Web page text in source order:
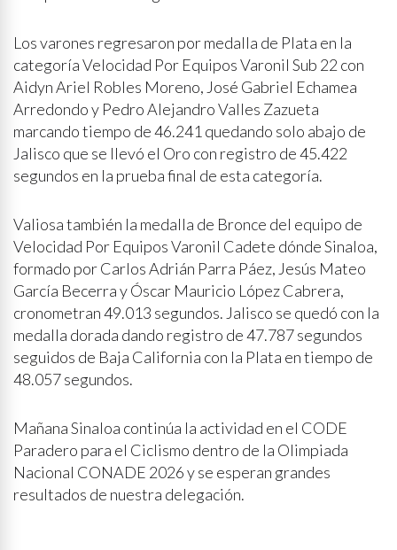
Los varones regresaron por medalla de Plata en la
categoría Velocidad Por Equipos Varonil Sub 22 con
Aidyn Ariel Robles Moreno, José Gabriel Echamea
Arredondo y Pedro Alejandro Valles Zazueta
marcando tiempo de 46.241 quedando solo abajo de
Jalisco que se llevó el Oro con registro de 45.422
segundos en la prueba final de esta categoría.
Valiosa también la medalla de Bronce del equipo de
Velocidad Por Equipos Varonil Cadete dónde Sinaloa,
formado por Carlos Adrián Parra Páez, Jesús Mateo
García Becerra y Óscar Mauricio López Cabrera,
cronometran 49.013 segundos. Jalisco se quedó con la
medalla dorada dando registro de 47.787 segundos
seguidos de Baja California con la Plata en tiempo de
48.057 segundos.
Mañana Sinaloa continúa la actividad en el CODE
Paradero para el Ciclismo dentro de la Olimpiada
Nacional CONADE 2026 y se esperan grandes
resultados de nuestra delegación.